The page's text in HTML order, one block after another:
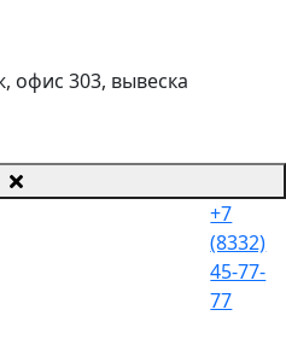
офис 303, вывеска
+7
(8332)
45-77-
77